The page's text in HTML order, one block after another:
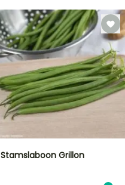
Stamslaboon Grillon